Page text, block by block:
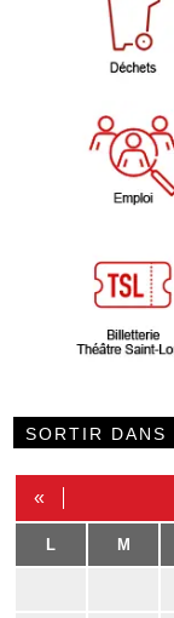
SORTIR DANS
«
L M